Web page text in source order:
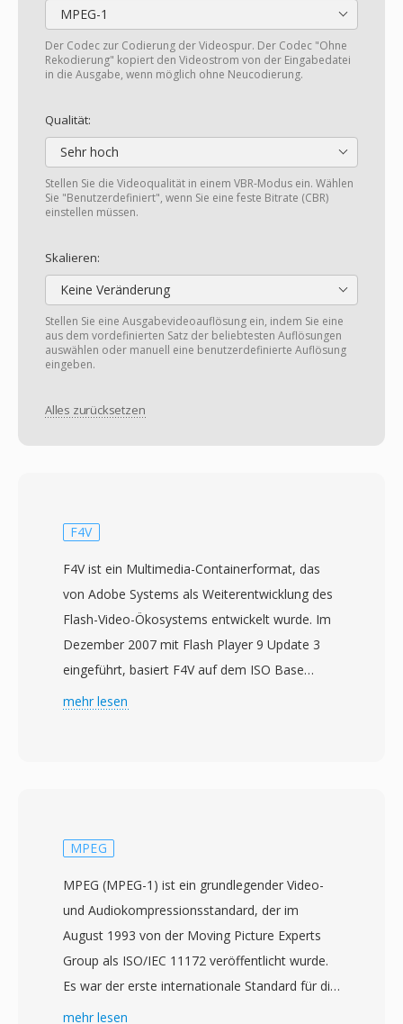
MPEG-1
Der Codec zur Codierung der Videospur. Der Codec "Ohne
Rekodierung" kopiert den Videostrom von der Eingabedatei
in die Ausgabe, wenn möglich ohne Neucodierung.
Qualität:
Sehr hoch
Stellen Sie die Videoqualität in einem VBR-Modus ein. Wählen
Sie "Benutzerdefiniert", wenn Sie eine feste Bitrate (CBR)
einstellen müssen.
Skalieren:
Keine Veränderung
Stellen Sie eine Ausgabevideoauflösung ein, indem Sie eine
aus dem vordefinierten Satz der beliebtesten Auflösungen
auswählen oder manuell eine benutzerdefinierte Auflösung
eingeben.
Alles zurücksetzen
F4V
F4V ist ein Multimedia-Containerformat, das
von Adobe Systems als Weiterentwicklung des
Flash-Video-Ökosystems entwickelt wurde. Im
Dezember 2007 mit Flash Player 9 Update 3
eingeführt, basiert F4V auf dem ISO Base
Media File Format (MPEG-4 Part 14) und wurde
die standardisierte MP4-kompatible Atom/Box-
anderen Medientools und Workflows
verbessert. Das Format unterstützt erweiterte
Funktionen wie High-Profile-H.264-Kodierung,
Mehrkanal-AAC-Audio und zeitgesteürten Text
mehr lesen
MPEG
MPEG (MPEG-1) ist ein grundlegender Video-
und Audiokompressionsstandard, der im
August 1993 von der Moving Picture Experts
Group als ISO/IEC 11172 veröffentlicht wurde.
Es war der erste internationale Standard für die
verlustbehaftete Kompression bewegter Bilder
mehr lesen